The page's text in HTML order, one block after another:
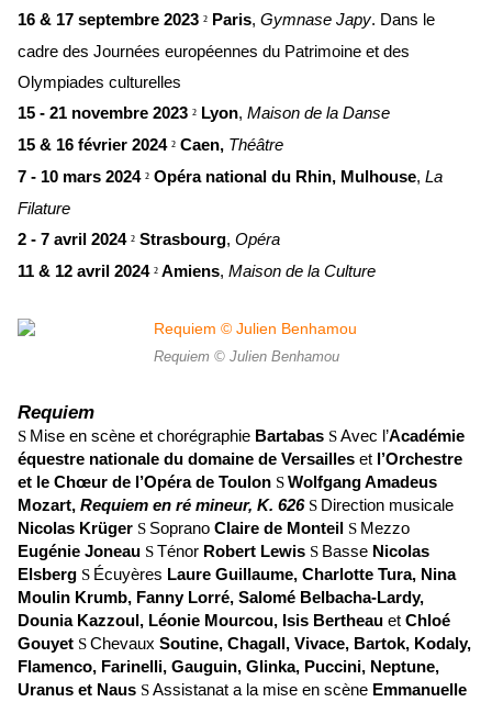
16 & 17 septembre 2023 ² Paris, Gymnase Japy. Dans le
cadre des Journées européennes du Patrimoine et des
Olympiades culturelles
15 - 21 novembre 2023 ² Lyon, Maison de la Danse
15 & 16 février 2024 ² Caen, Théâtre
7 - 10 mars 2024 ² Opéra national du Rhin, Mulhouse, La
Filature
2 - 7 avril 2024 ² Strasbourg, Opéra
11 & 12 avril 2024 ² Amiens, Maison de la Culture
Requiem © Julien Benhamou
Requiem
S Mise en scène et chorégraphie Bartabas SAvec l’Académie
équestre nationale du domaine de Versailles et l’Orchestre
et le Chœur de l’Opéra de Toulon SWolfgang Amadeus
Mozart, Requiem en ré mineur, K. 626 S Direction musicale
Nicolas Krüger S Soprano Claire de Monteil S Mezzo
Eugénie Joneau STénor Robert Lewis S Basse Nicolas
Elsberg S Écuyères Laure Guillaume, Charlotte Tura, Nina
Moulin Krumb, Fanny Lorré, Salomé Belbacha-Lardy,
Dounia Kazzoul, Léonie Mourcou, Isis Bertheau et Chloé
Gouyet SChevaux Soutine, Chagall, Vivace, Bartok, Kodaly,
Flamenco, Farinelli, Gauguin, Glinka, Puccini, Neptune,
Uranus et Naus SAssistanat a la mise en scène Emmanuelle